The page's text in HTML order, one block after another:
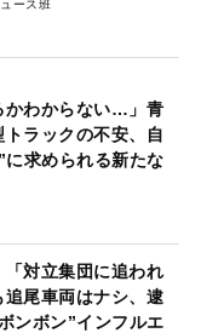
ース班
かわからない…」青
ラックの不安、自
に求められる新たな
「対立集団に追われ
尾車両はナシ、逮
ンボン”インフルエ